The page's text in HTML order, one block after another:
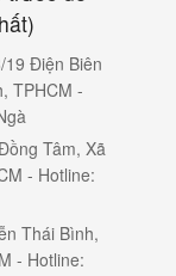
19 Điện Biên
TPHCM -
Tâm, Xã
- Hotline:
Thái Bình,
- Hotline: